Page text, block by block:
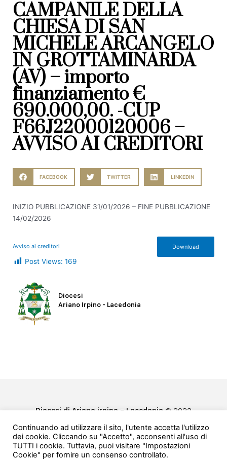
CAMPANILE DELLA
CHIESA DI SAN
MICHELE ARCANGELO
IN GROTTAMINARDA
(AV) – importo
finanziamento €
690.000,00. -CUP
F66J22000120006 –
AVVISO AI CREDITORI
FACEBOOK TWITTER LINKEDIN
INIZIO PUBBLICAZIONE 31/01/2026 – FINE PUBBLICAZIONE
14/02/2026
Avviso ai creditori Download
Post Views: 169
Diocesi
Ariano Irpino - Lacedonia
Diocesi di Ariano irpino – Lacedonia © 2022
Privacy & Cookie Policy
Powered bye-Direct
Continuando ad utilizzare il sito, l'utente accetta l'utilizzo
dei cookie. Cliccando su "Accetto", acconsenti all'uso di
TUTTI i cookie. Tuttavia, puoi visitare "Impostazioni
Cookie" per fornire un consenso controllato.